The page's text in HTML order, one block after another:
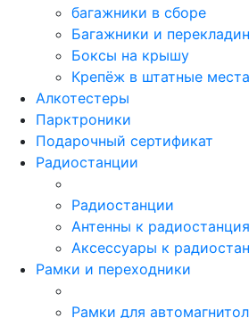
багажники в сборе
Багажники и
Боксы на крышу
Крепёж в штатные места
Алкотестеры
Парктроники
Подарочный сертификат
Радиостанции
Радиостанции
Антенны к
Аксессуары к
Рамки и переходники
Рамки для автомагнитол